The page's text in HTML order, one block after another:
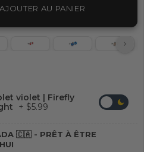
AJOUTER AU PANIER
violet | Firefly
+ $5.99
🇨🇦 - PRÊT À ÊTRE